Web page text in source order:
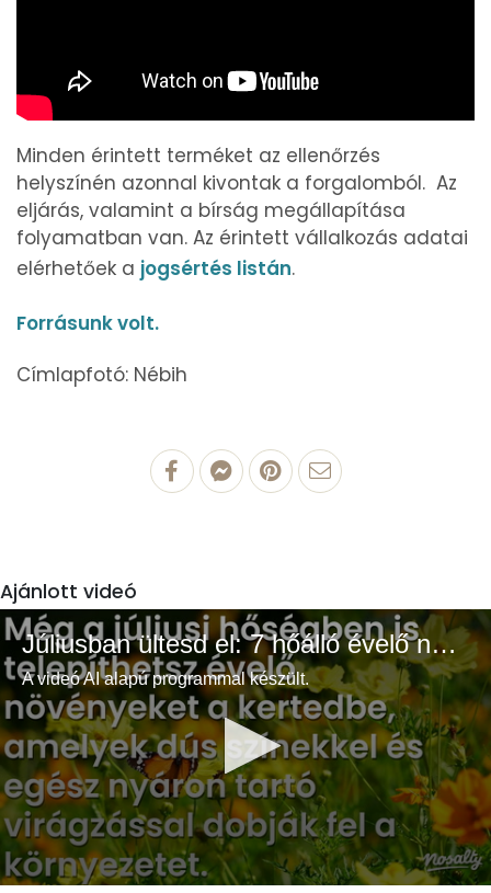
Minden érintett terméket az ellenőrzés
helyszínén azonnal kivontak a forgalomból. Az
eljárás, valamint a bírság megállapítása
folyamatban van. Az érintett vállalkozás adatai
elérhetőek a jogsértés listán.
Forrásunk volt.
Címlapfotó: Nébih
Ajánlott videó
Júliusban ültesd el: 7 hőálló évelő növény a színes és buja kertért
A videó AI alapú programmal készült.